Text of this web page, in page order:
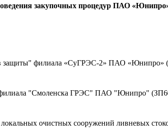
закупочных процедур ПАО
защиты" филиала «СуГРЭС-2» ПАО «Юнипро»
филиала "Смоленска ГРЭС" ПАО "Юнипро"
локальных очистных сооружений ливневых